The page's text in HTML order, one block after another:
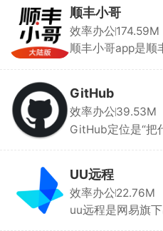
Windows、Mac、
Android等多平台
访问和编辑。
送。FairEmail界
的邮箱账号，支持
时管理，发送邮件
到所需的邮件。
顺丰小哥
效率办公174.59M
顺丰小哥app是顺
内置虚拟号码联系
发短信、在线对
能，提升沟通效率
送范围查询、禁寄
可以全面为用户提
GitHub
效率办公39.53M
GitHub定位是“把
私有与公开库权限
外配置。支持语法
号跳转，点击行号
方便在聊天工具
UU远程
效率办公22.76M
uu远程是网易旗